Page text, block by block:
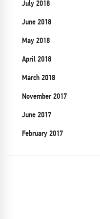
July 2018
June 2018
May 2018
April 2018
March 2018
November 2017
June 2017
February 2017